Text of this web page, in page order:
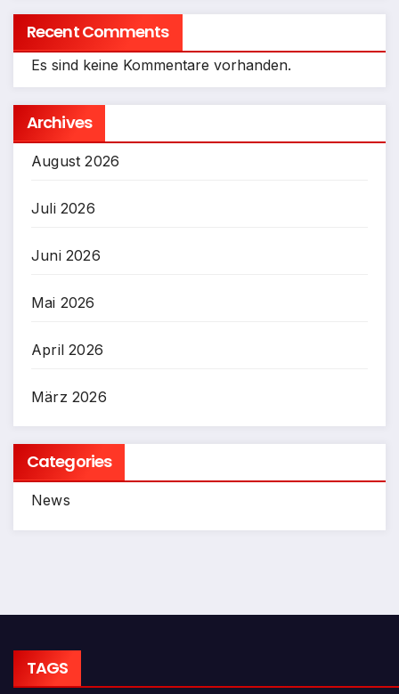
Recent Comments
Es sind keine Kommentare vorhanden.
Archives
August 2026
Juli 2026
Juni 2026
Mai 2026
April 2026
März 2026
Categories
News
TAGS